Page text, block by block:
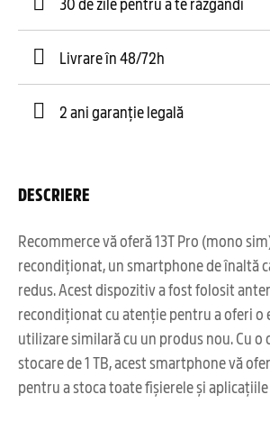
Livrare în 48/72h
2 ani garanție legală
DESCRIERE
Recommerce vă oferă 13T Pro (mono
recondiționat, un smartphone de înaltă
redus. Acest dispozitiv a fost folosit
recondiționat cu atenție pentru a oferi o
utilizare similară cu un produs nou. Cu o
stocare de 1 TB, acest smartphone vă
pentru a stoca toate fișierele și